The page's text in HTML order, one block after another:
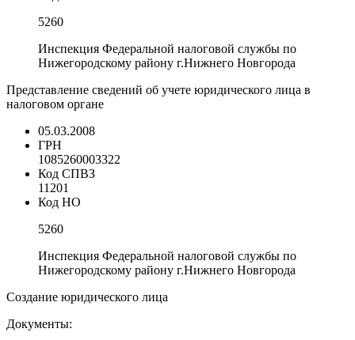
5260
Инспекция Федеральной налоговой службы по
Нижегородскому району г.Нижнего Новгорода
Представление сведений об учете юридического лица в
налоговом органе
05.03.2008
ГРН
1085260003322
Код СПВЗ
11201
Код НО
5260
Инспекция Федеральной налоговой службы по
Нижегородскому району г.Нижнего Новгорода
Создание юридического лица
Документы: